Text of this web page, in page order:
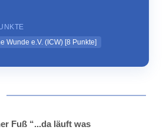
Wunde e.V. (ICW)[8 Punkte]
Fuß “...da läuft was